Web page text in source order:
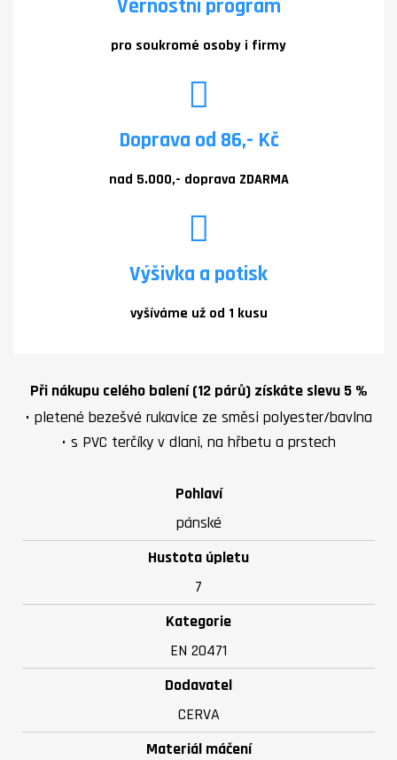
Věrnostní program
pro soukromé osoby i firmy
Doprava od 86,- Kč
nad 5.000,- doprava ZDARMA
Výšivka a potisk
vyšíváme už od 1 kusu
Při nákupu celého balení (12 párů) získáte slevu 5 %
• pletené bezešvé rukavice ze směsi polyester/bavlna
• s PVC terčíky v dlani, na hřbetu a prstech
Pohlaví
pánské
Hustota úpletu
7
Kategorie
EN 20471
Dodavatel
CERVA
Materiál máčení